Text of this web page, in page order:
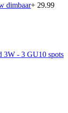
dimbaar+ 29.99
3W - 3 GU10 spots